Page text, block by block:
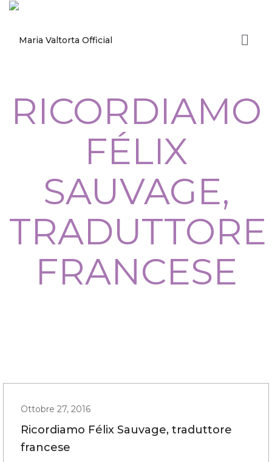
RICORDIAMO
FÉLIX
SAUVAGE,
TRADUTTORE
FRANCESE
Ottobre 27, 2016
Ricordiamo Félix Sauvage, traduttore
francese